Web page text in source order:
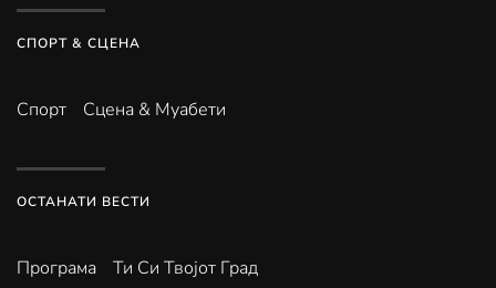
СПОРТ & СЦЕНА
Спорт Сцена & Муабети
ОСТАНАТИ ВЕСТИ
Програма Ти Си Твојот Град